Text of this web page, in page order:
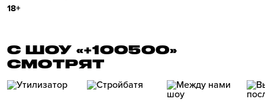
18+
С ШОУ «+100500»
СМОТРЯТ